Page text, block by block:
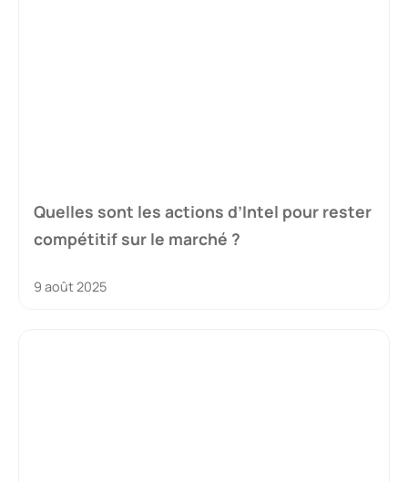
Quelles sont les actions d’Intel pour rester
compétitif sur le marché ?
9 août 2025